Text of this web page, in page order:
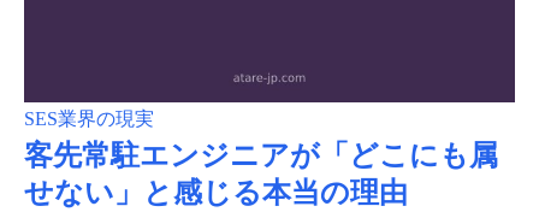
SES業界の現実
客先常駐エンジニアが「どこにも属
せない」と感じる本当の理由